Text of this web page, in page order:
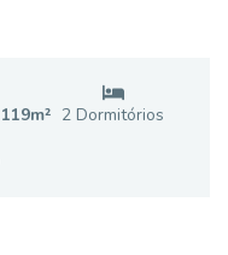
119m² 2 Dormitórios